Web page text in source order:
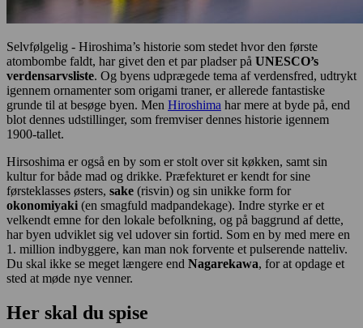
Selvfølgelig - Hiroshima’s historie som stedet hvor den første
atombombe faldt, har givet den et par pladser på UNESCO’s
verdensarvsliste. Og byens udprægede tema af verdensfred, udtrykt
igennem ornamenter som origami traner, er allerede fantastiske
grunde til at besøge byen. Men Hiroshima har mere at byde på, end
blot dennes udstillinger, som fremviser dennes historie igennem
1900-tallet.
Hirsoshima er også en by som er stolt over sit køkken, samt sin
kultur for både mad og drikke. Præfekturet er kendt for sine
førsteklasses østers, sake (risvin) og sin unikke form for
okonomiyaki (en smagfuld madpandekage). Indre styrke er et
velkendt emne for den lokale befolkning, og på baggrund af dette,
har byen udviklet sig vel udover sin fortid. Som en by med mere en
1. million indbyggere, kan man nok forvente et pulserende natteliv.
Du skal ikke se meget længere end Nagarekawa, for at opdage et
sted at møde nye venner.
Her skal du spise